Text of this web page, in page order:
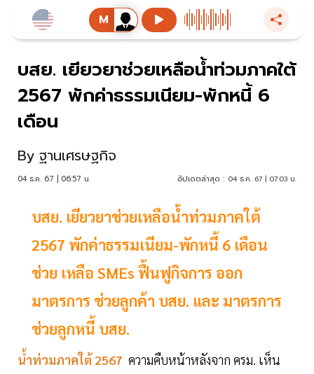
บสย. เยียวยาช่วยเหลือน้ำท่วมภาคใต้
2567 พักค่าธรรมเนียม-พักหนี้ 6
เดือน
By ฐานเศรษฐกิจ
04 ธ.ค. 67 | 06:57 น. อัปเดตล่าสุด : 04 ธ.ค. 67 | 07:03 น.
บสย. เยียวยาช่วยเหลือน้ำท่วมภาคใต้
2567 พักค่าธรรมเนียม-พักหนี้ 6 เดือน
ช่วย เหลือ SMEs ฟื้นฟูกิจการ ออก
มาตรการ ช่วยลูกค้า บสย. และ มาตรการ
ช่วยลูกหนี้ บสย.
น้ำท่วมภาคใต้ 2567 ความคืบหน้าหลังจาก ครม. เห็น